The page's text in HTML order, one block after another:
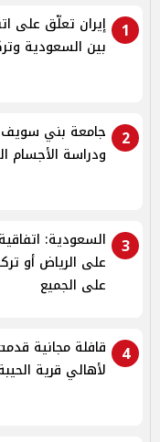
1
إيران تعلّق على
بين السعودية
2
جامعة بني
ودراسة الأجسام
3
السعودية:
على الرياض أو
على الجميع
4
لأهالي قرية